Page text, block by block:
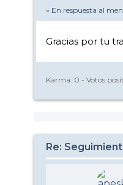
» En respuesta al
Gracias por tu
Karma: 0 - Votos
Re: